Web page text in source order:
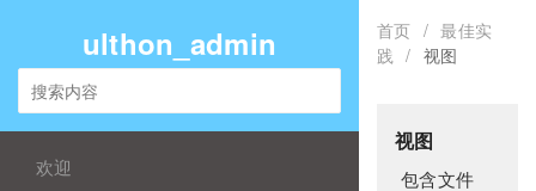
ulthon_admin
欢迎
首页 / 最佳实
践 / 视图
视图
包含文件